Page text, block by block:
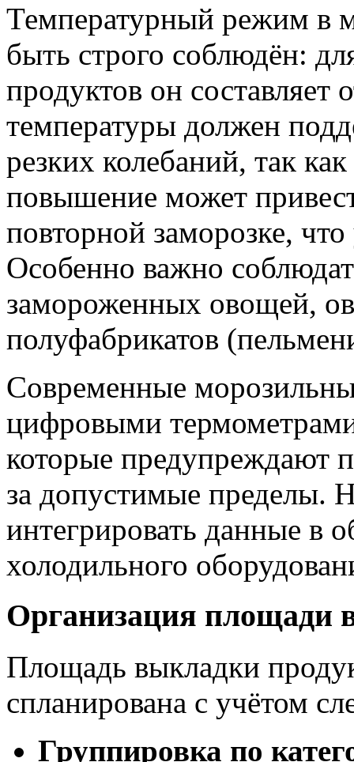
Температурный режим в
быть строго соблюдён:
продуктов он
температуры должен
резких колебаний, так
повышение может
повторной заморозке,
Особенно важно
замороженных овощей,
полуфабрикатов
Современные
цифровыми
которые предупреждают
за допустимые пределы.
интегрировать данные в
холодильного
Организация площади
Площадь выкладки
спланирована с учётом
Группировка по